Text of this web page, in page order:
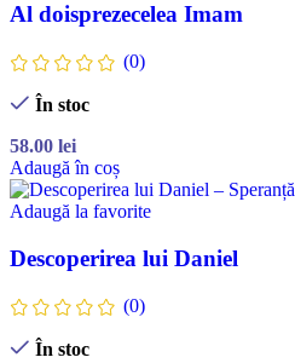
Al doisprezecelea Imam
(0)
În stoc
58.00 lei
Adaugă în coș
Adaugă la favorite
Descoperirea lui Daniel
(0)
În stoc